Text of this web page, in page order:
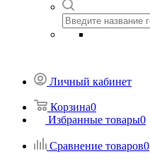
Личный кабинет
Корзина0
Избранные товары0
Сравнение товаров0